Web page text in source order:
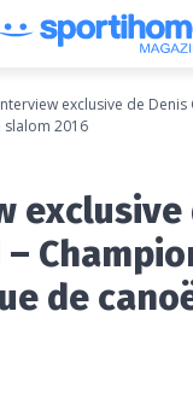
exclusive de
2016
exclusive
de